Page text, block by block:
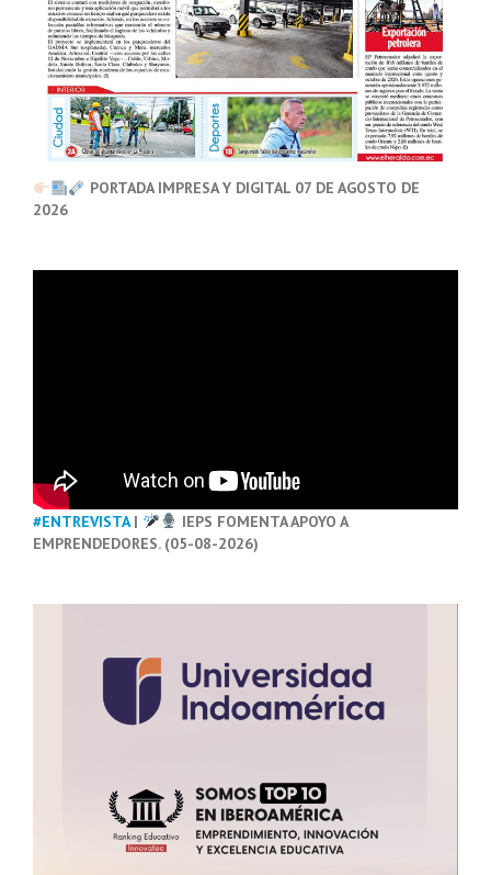
PORTADA IMPRESA Y DIGITAL 07 DE AGOSTO DE
2026
#ENTREVISTA|
IEPS FOMENTA APOYO A
EMPRENDEDORES. (05-08-2026)